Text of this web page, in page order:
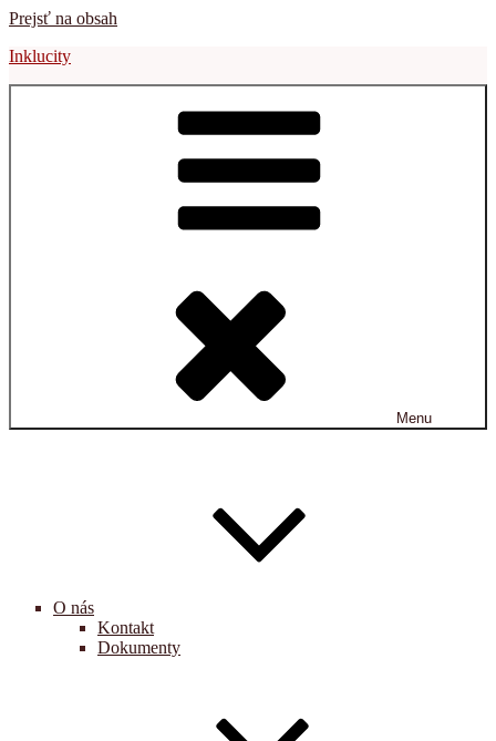
Prejsť na obsah
Inklucity
Menu
O nás
Kontakt
Dokumenty